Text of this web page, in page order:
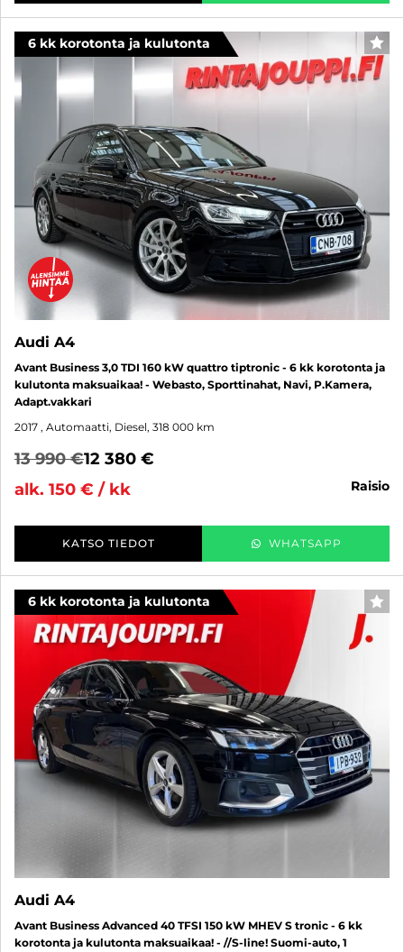
6 kk korotonta ja kulutonta
Audi A4
Avant Business 3,0 TDI 160 kW quattro tiptronic - 6 kk korotonta ja
kulutonta maksuaikaa! - Webasto, Sporttinahat, Navi, P.Kamera,
Adapt.vakkari
2017 , Automaatti, Diesel, 318 000 km
13 990 €12 380 €
alk. 150 € / kk
raisio
KATSO TIEDOT WHATSAPP
6 kk korotonta ja kulutonta
Audi A4
Avant Business Advanced 40 TFSI 150 kW MHEV S tronic - 6 kk
korotonta ja kulutonta maksuaikaa! - //S-line! Suomi-auto, 1